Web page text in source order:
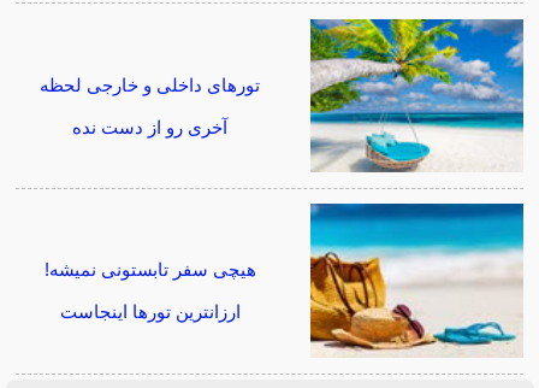
تورهای داخلی و خارجی لحظه
آخری رو از دست نده
هیچی سفر تابستونی نمیشه!
ارزانترین تورها اینجاست